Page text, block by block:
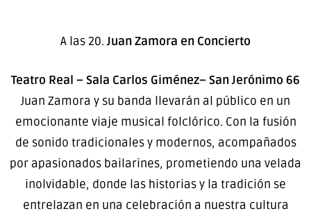
A las 20.Juan Zamora en Concierto
Teatro Real – Sala Carlos Giménez– San Jerónimo 66
Juan Zamora y su banda llevarán al público en un
emocionante viaje musical folclórico. Con la fusión
de sonido tradicionales y modernos, acompañados
por apasionados bailarines, prometiendo una velada
inolvidable, donde las historias y la tradición se
entrelazan en una celebración a nuestra cultura